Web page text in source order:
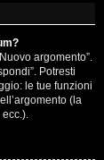
argomento”.
Potresti
le tue funzioni
(la
ecc.).